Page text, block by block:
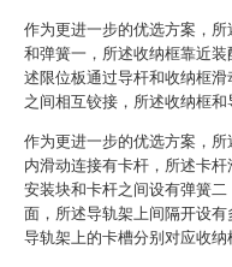
作为更进一步的优选方案，
和弹簧一，所述收纳框靠近
述限位板通过导杆和收纳框
之间相互铰接，所述收纳框和
作为更进一步的优选方案，
内滑动连接有卡杆，所述卡
安装块和卡杆之间设有弹簧
面，所述导轨架上间隔开设
导轨架上的卡槽分别对应收纳